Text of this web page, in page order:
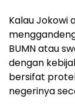
Kalau Jokowi
BUMN atau
dengan
bersifat
negerinya